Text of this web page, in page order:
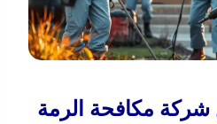
شركة مكافحة الرمة